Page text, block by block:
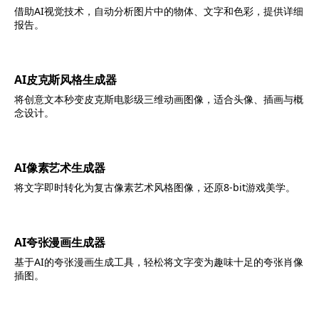
借助AI视觉技术，自动分析图片中的物体、文字和色彩，提供详细
报告。
AI皮克斯风格生成器
将创意文本秒变皮克斯电影级三维动画图像，适合头像、插画与概
念设计。
AI像素艺术生成器
将文字即时转化为复古像素艺术风格图像，还原8-bit游戏美学。
AI夸张漫画生成器
基于AI的夸张漫画生成工具，轻松将文字变为趣味十足的夸张肖像
插图。